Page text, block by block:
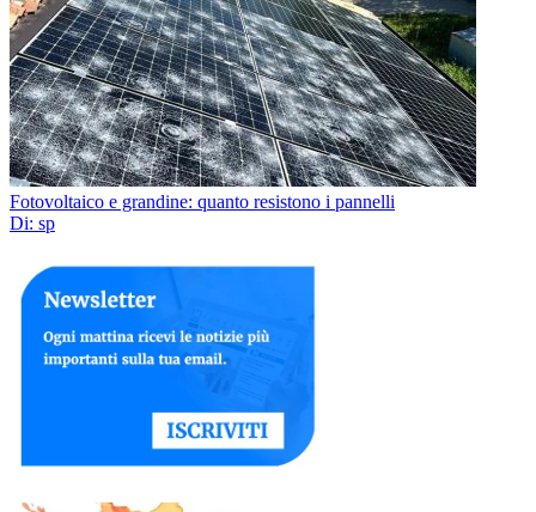
Fotovoltaico e grandine: quanto resistono i pannelli
Di: sp